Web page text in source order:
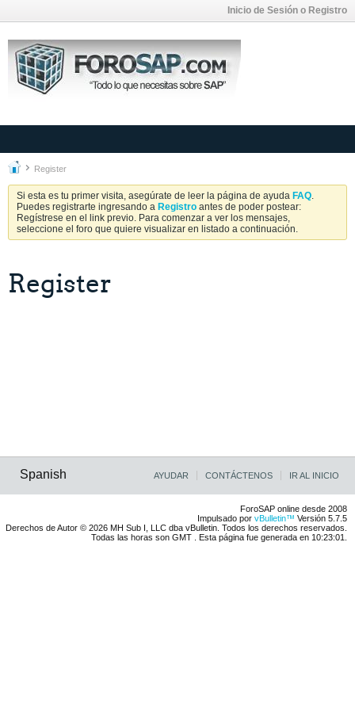
Inicio de Sesión o Registro
Register
Si esta es tu primer visita, asegúrate de leer la página de ayuda FAQ.
Puedes registrarte ingresando a Registro antes de poder postear:
Regístrese en el link previo. Para comenzar a ver los mensajes,
seleccione el foro que quiere visualizar en listado a continuación.
Register
Spanish AYUDAR CONTÁCTENOS IR AL INICIO
ForoSAP online desde 2008
Impulsado por vBulletin™ Versión 5.7.5
Derechos de Autor © 2026 MH Sub I, LLC dba vBulletin. Todos los derechos reservados.
Todas las horas son GMT . Esta página fue generada en 10:23:01.